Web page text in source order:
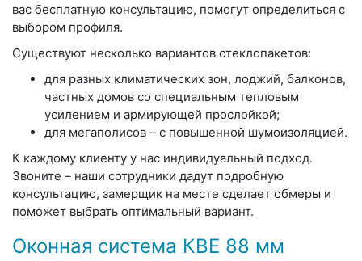
вас бесплатную консультацию, помогут определиться с
выбором профиля.
Существуют несколько вариантов стеклопакетов:
для разных климатических зон, лоджий, балконов,
частных домов со специальным тепловым
усилением и армирующей прослойкой;
для мегаполисов – с повышенной шумоизоляцией.
К каждому клиенту у нас индивидуальный подход.
Звоните – наши сотрудники дадут подробную
консультацию, замерщик на месте сделает обмеры и
поможет выбрать оптимальный вариант.
Оконная система КВЕ 88 мм